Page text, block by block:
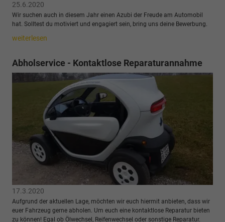
25.6.2020
Wir suchen auch in diesem Jahr einen Azubi der Freude am Automobil
hat. Solltest du motiviert und engagiert sein, bring uns deine Bewerbung.
weiterlesen
Abholservice - Kontaktlose Reparaturannahme
17.3.2020
Aufgrund der aktuellen Lage, möchten wir euch hiermit anbieten, dass wir
euer Fahrzeug gerne abholen. Um euch eine kontaktlose Reparatur bieten
zu können! Egal ob Ölwechsel, Reifenwechsel oder sonstige Reparatur.